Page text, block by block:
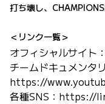
打ち壊し、
＜リンク一覧＞
オフィシャルサイト：
チームドキュメンタ
https://
各種SNS： https://